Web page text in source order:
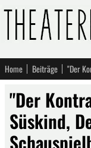
Home Beiträge
"Der
Süskind,